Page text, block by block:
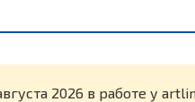
2026 в работе у